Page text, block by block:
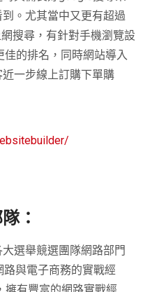
。尤其當中又更有超過
搜尋，有針對手機瀏覽設
佳的排名，同時網站導入
一步線上訂購下單購
：
選舉競選團隊網路部門
與電子商務的實戰經